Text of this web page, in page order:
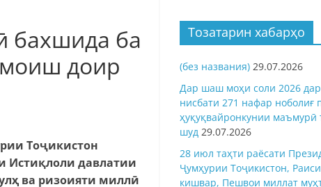
бахшида ба
доир
Тоҷикистон
Истиқлоли давлатии
ва ризоияти миллӣ
Тозатарин хабарҳо
(без названия) 29.07.2026
Дар шаш моҳи соли 2026
нисбати 271 нафар ноболиғ
ҳуқуқвайронкунии маъмурӣ
шуд 29.07.2026
28 июл таҳти раёсати
Ҷумҳурии Тоҷикистон,
кишвар, Пешвои миллат